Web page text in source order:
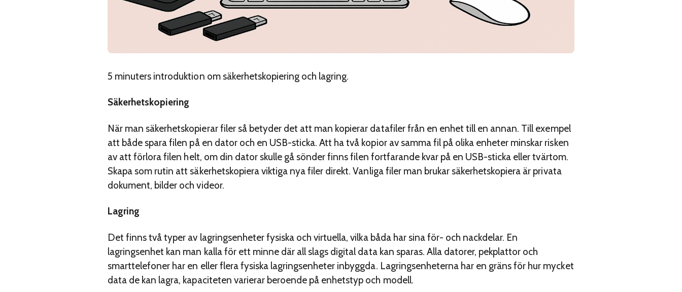
5 minuters introduktion om säkerhetskopiering och lagring.
Säkerhetskopiering
När man säkerhetskopierar filer så betyder det att man kopierar datafiler från en enhet till en annan. Till exempel
att både spara filen på en dator och en USB-sticka. Att ha två kopior av samma fil på olika enheter minskar risken
av att förlora filen helt, om din dator skulle gå sönder finns filen fortfarande kvar på en USB-sticka eller tvärtom.
Skapa som rutin att säkerhetskopiera viktiga nya filer direkt. Vanliga filer man brukar säkerhetskopiera är privata
dokument, bilder och videor.
Lagring
Det finns två typer av lagringsenheter fysiska och virtuella, vilka båda har sina för- och nackdelar. En
lagringsenhet kan man kalla för ett minne där all slags digital data kan sparas. Alla datorer, pekplattor och
smarttelefoner har en eller flera fysiska lagringsenheter inbyggda. Lagringsenheterna har en gräns för hur mycket
data de kan lagra, kapaciteten varierar beroende på enhetstyp och modell.